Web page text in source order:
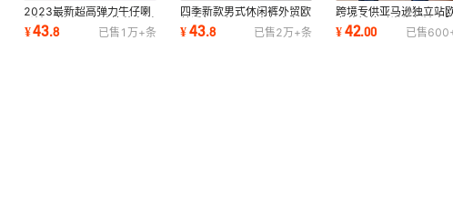
2023最新超高弹力牛仔喇
叭裤百搭大码女装抗菌高弹
力面料模特瑜伽
¥43.8 已售 1万+条
四季新款男式休闲裤外贸欧
美透气男装日系中年商务百
搭棉长裤批发
¥43.8 已售2万+条
跨境专供亚马逊独立站
女装新款时尚牛仔裤高
松显瘦微喇裤
¥42.00 已售